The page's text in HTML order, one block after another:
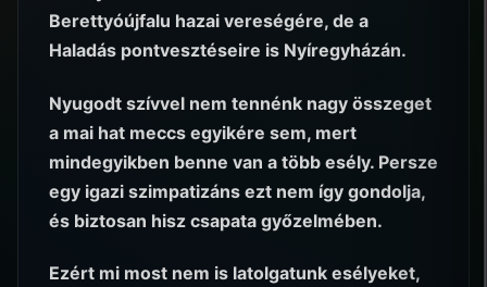
Berettyóújfalu hazai vereségére, de a
Haladás pontvesztéseire is Nyíregyházán.
Nyugodt szívvel nem tennénk nagy összeget
a mai hat meccs egyikére sem, mert
mindegyikben benne van a több esély. Persze
egy igazi szimpatizáns ezt nem így gondolja,
és biztosan hisz csapata győzelmében.
Ezért mi most nem is latolgatunk esélyeket,